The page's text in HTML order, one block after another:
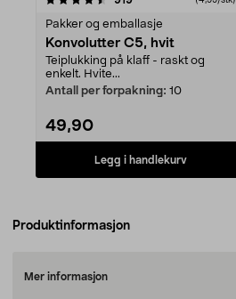
Pakker og emballasje
Konvolutter C5, hvit
Teiplukking på klaff - raskt og
enkelt. Hvite...
Antall per forpakning: 10
49,90
Legg i handlekurv
Produktinformasjon
Mer informasjon